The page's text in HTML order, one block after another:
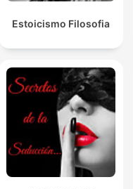
Estoicismo Filosofia